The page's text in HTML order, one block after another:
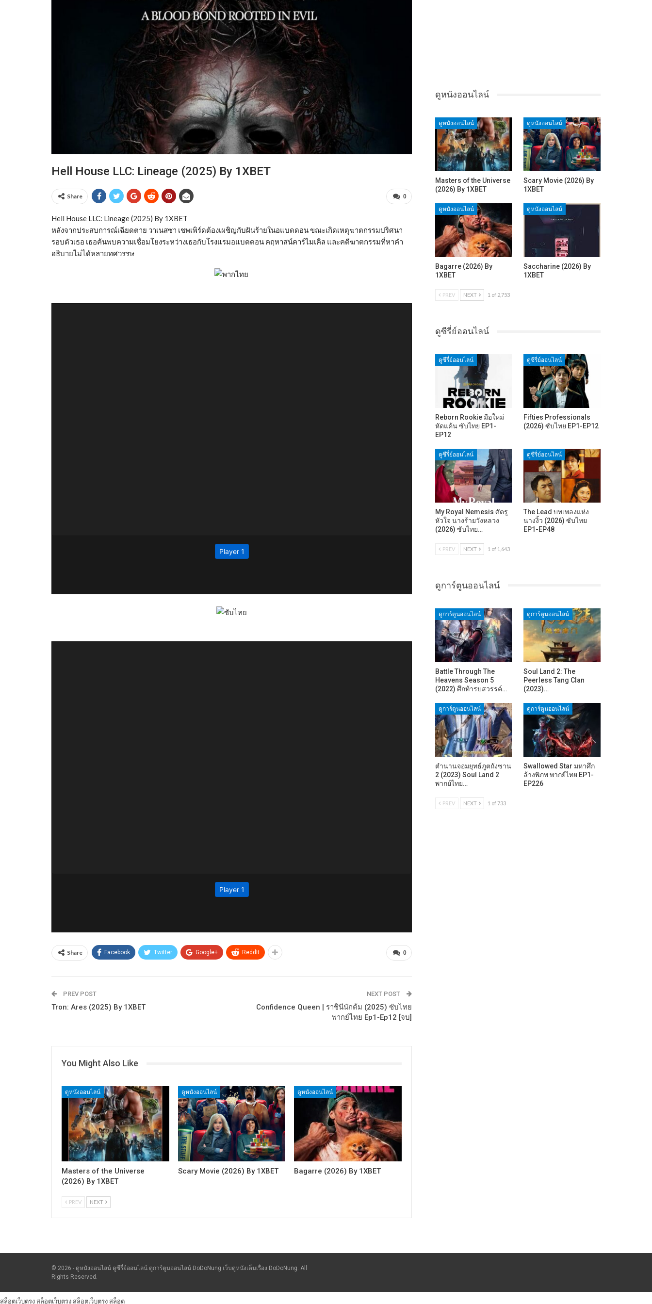
Hell House LLC: Lineage (2025) By 1XBET
0
Share
Hell House LLC: Lineage (2025) By 1XBET
หลังจากประสบการณ์เฉียดตาย วาเนสซา เชพเพิร์ดต้องเผชิญกับฝันร้ายในอแบดดอน ขณะเกิดเหตุฆาตกรรมปริศนา
รอบตัวเธอ เธอค้นพบความเชื่อมโยงระหว่างเธอกับโรงแรมอแบดดอน คฤหาสน์คาร์ไมเคิล และคดีฆาตกรรมที่หาคำ
อธิบายไม่ได้หลายทศวรรษ
0
Share Facebook Twitter Google+ ReddIt
PREV POST
Tron: Ares (2025) By 1XBET
NEXT POST
Confidence Queen | ราชินีนักต้ม (2025) ซับไทย
พากย์ไทย Ep1-Ep12 [จบ]
You Might Also Like
ดูหนังออนไลน์
Masters of the Universe
(2026) By 1XBET
ดูหนังออนไลน์
Scary Movie (2026) By 1XBET
ดูหนังออนไลน์
Bagarre (2026) By 1XBET
PREV NEXT
ดูหนังออนไลน์
ดูหนังออนไลน์
Masters of the Universe
(2026) By 1XBET
ดูหนังออนไลน์
Scary Movie (2026) By
1XBET
ดูหนังออนไลน์
Bagarre (2026) By
1XBET
ดูหนังออนไลน์
Saccharine (2026) By
1XBET
PREV NEXT 1 of 2,753
ดูซีรี่ย์ออนไลน์
ดูซีรี่ย์ออนไลน์
Reborn Rookie มือใหม่
หัดแค้น ซับไทย EP1-
EP12
ดูซีรี่ย์ออนไลน์
Fifties Professionals
(2026) ซับไทย EP1-EP12
ดูซีรี่ย์ออนไลน์
My Royal Nemesis ศัตรู
หัวใจ นางร้ายวังหลวง
(2026) ซับไทย…
ดูซีรี่ย์ออนไลน์
The Lead บทเพลงแห่ง
นางงิ้ว (2026) ซับไทย
EP1-EP48
PREV NEXT 1 of 1,643
ดูการ์ตูนออนไลน์
ดูการ์ตูนออนไลน์
Battle Through The
Heavens Season 5
(2022) ศึกท้ารบสวรรค์…
ดูการ์ตูนออนไลน์
Soul Land 2: The
Peerless Tang Clan
(2023)…
ดูการ์ตูนออนไลน์
ตำนานจอมยุทธ์ภูตถังซาน
2 (2023) Soul Land 2
พากย์ไทย…
ดูการ์ตูนออนไลน์
Swallowed Star มหาศึก
ล้างพิภพ พากย์ไทย EP1-
EP226
PREV NEXT 1 of 733
© 2026 - ดูหนังออนไลน์ ดูซีรี่ย์ออนไลน์ ดูการ์ตูนออนไลน์ DoDoNung เว็บดูหนังเต็มเรื่อง DoDoNung. All
Rights Reserved.
สล็อตเว็บตรง สล็อตเว็บตรง สล็อตเว็บตรง สล็อต